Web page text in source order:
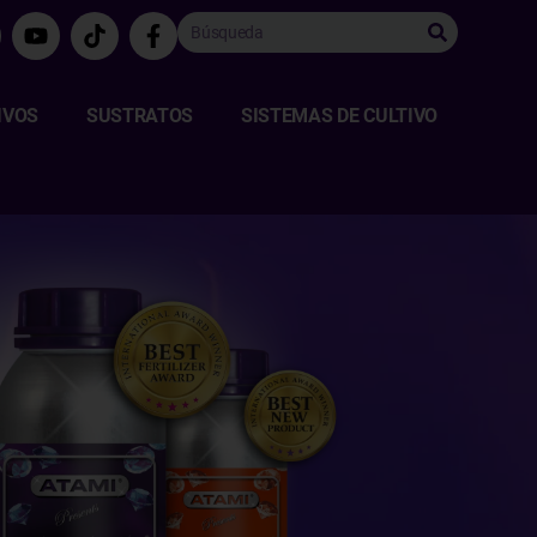
SUSTRATOS SISTEMAS DE CULTIVO